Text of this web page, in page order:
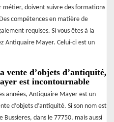
métier, doivent suivre des formations
compétences en matière de
requises. Si vous êtes à la
Antiquaire Mayer. Celui-ci est un
vente d’objets d’antiquité,
est incontournable
années, Antiquaire Mayer est un
d’objets d’antiquité. Si son nom est
dans le 77750, mais aussi